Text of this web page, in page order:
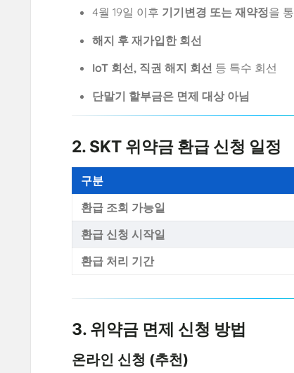
4월 19일 이후 기기변경 또는 재약정을
해지 후 재가입한 회선
IoT 회선, 직권 해지 회선 등 특수 회선
단말기 할부금은 면제 대상 아님
2. SKT 위약금 환급 신청 일정
구분
환급 조회 가능일
환급 신청 시작일
환급 처리 기간
3. 위약금 면제 신청 방법
온라인 신청 (추천)